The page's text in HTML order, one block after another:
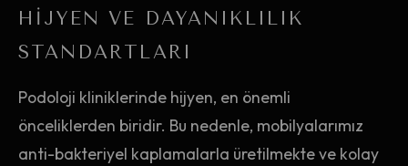
HIJYEN VE DAYANIKLILIK
STANDARTLARI
Podoloji kliniklerinde hijyen, en önemli
önceliklerden biridir. Bu nedenle, mobilyalarımız
anti-bakteriyel kaplamalarla üretilmekte ve kolay